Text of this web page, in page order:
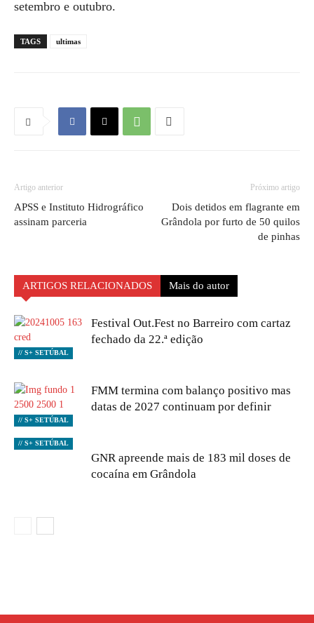
setembro e outubro.
TAGS ultimas
Artigo anterior
APSS e Instituto Hidrográfico
assinam parceria
Próximo artigo
Dois detidos em flagrante em
Grândola por furto de 50 quilos
de pinhas
ARTIGOS RELACIONADOS Mais do autor
// S+ SETÚBAL
Festival Out.Fest no Barreiro com cartaz
fechado da 22.ª edição
// S+ SETÚBAL
FMM termina com balanço positivo mas
datas de 2027 continuam por definir
// S+ SETÚBAL
GNR apreende mais de 183 mil doses de
cocaína em Grândola